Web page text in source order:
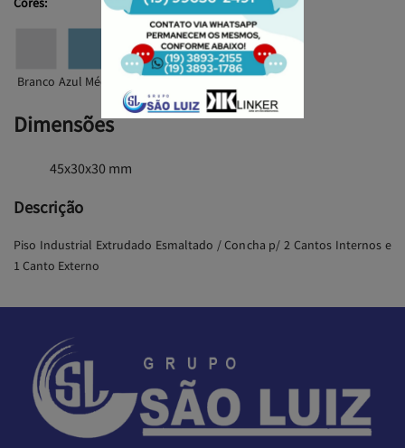
Branco Azul Médio Azul Cobalto Bege Cinza
Dimensões
45x30x30 mm
Descrição
Piso Industrial Extrudado Esmaltado / Concha p/ 2 Cantos Internos e
1 Canto Externo